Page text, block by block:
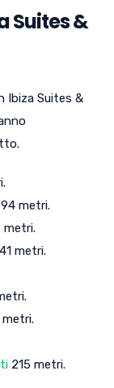
Suites &
Ibiza Suites &
94 metri.
metri.
metri.
metri.
215 metri.